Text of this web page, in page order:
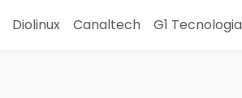
Diolinux Canaltech G1 Tecnologia